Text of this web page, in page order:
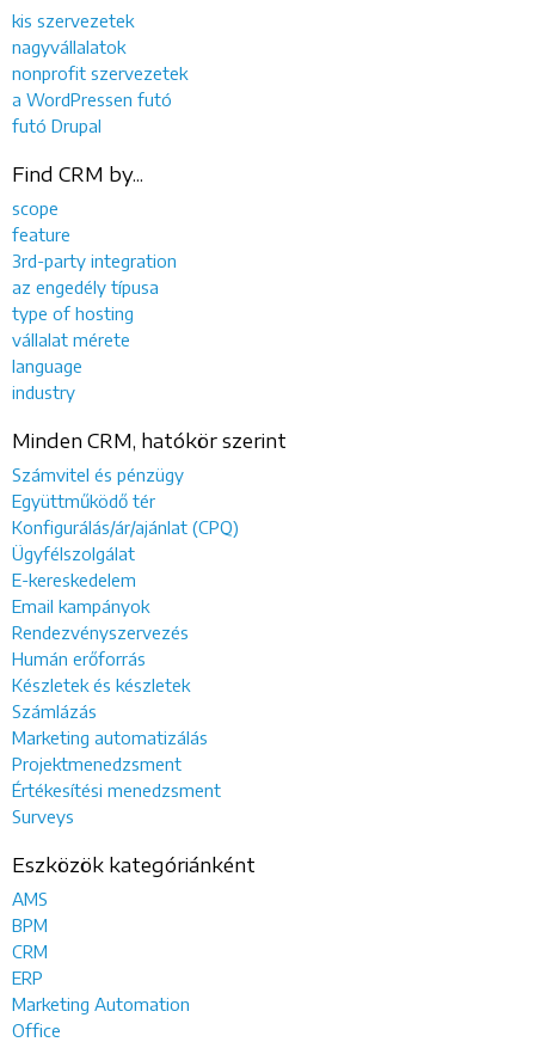
kis szervezetek
nagyvállalatok
nonprofit szervezetek
a WordPressen futó
futó Drupal
Find CRM by...
scope
feature
3rd-party integration
az engedély típusa
type of hosting
vállalat mérete
language
industry
Minden CRM, hatókör szerint
Számvitel és pénzügy
Együttműködő tér
Konfigurálás/ár/ajánlat (CPQ)
Ügyfélszolgálat
E-kereskedelem
Email kampányok
Rendezvényszervezés
Humán erőforrás
Készletek és készletek
Számlázás
Marketing automatizálás
Projektmenedzsment
Értékesítési menedzsment
Surveys
Eszközök kategóriánként
AMS
BPM
CRM
ERP
Marketing Automation
Office